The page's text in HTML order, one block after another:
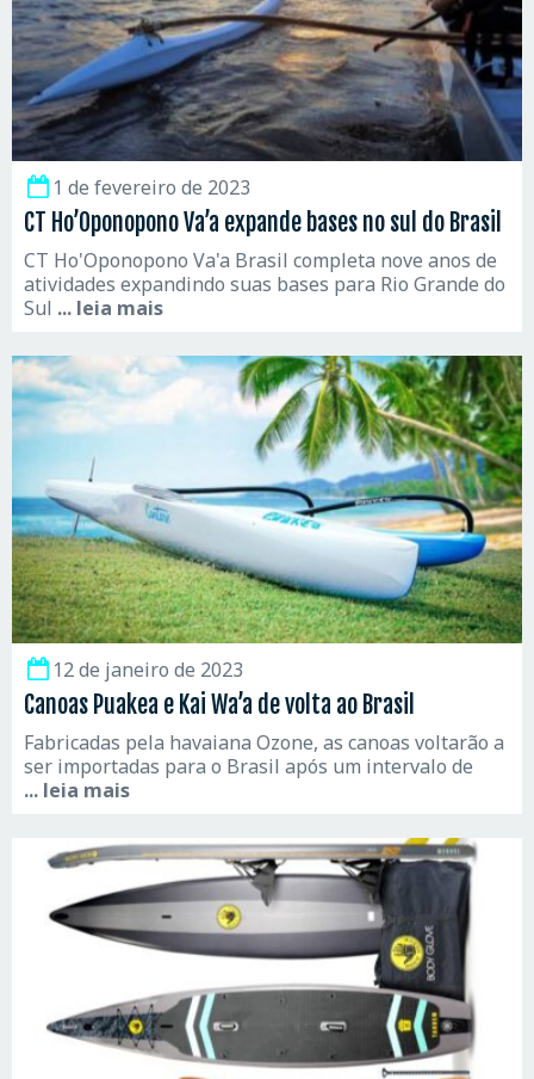
1 de fevereiro de 2023
CT Ho’Oponopono Va’a expande bases no sul do Brasil
CT Ho'Oponopono Va'a Brasil completa nove anos de
atividades expandindo suas bases para Rio Grande do
Sul ... leia mais
12 de janeiro de 2023
Canoas Puakea e Kai Wa’a de volta ao Brasil
Fabricadas pela havaiana Ozone, as canoas voltarão a
ser importadas para o Brasil após um intervalo de
... leia mais